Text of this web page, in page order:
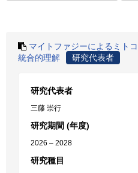
マイトファジーによるミト
統合的理解
研究代表者
研究代表者
三藤 崇行
研究期間 (年度)
2026 – 2028
研究種目